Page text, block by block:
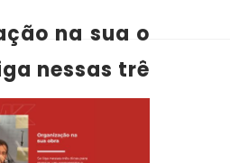
na sua o
nessas trê
montar u
e melh